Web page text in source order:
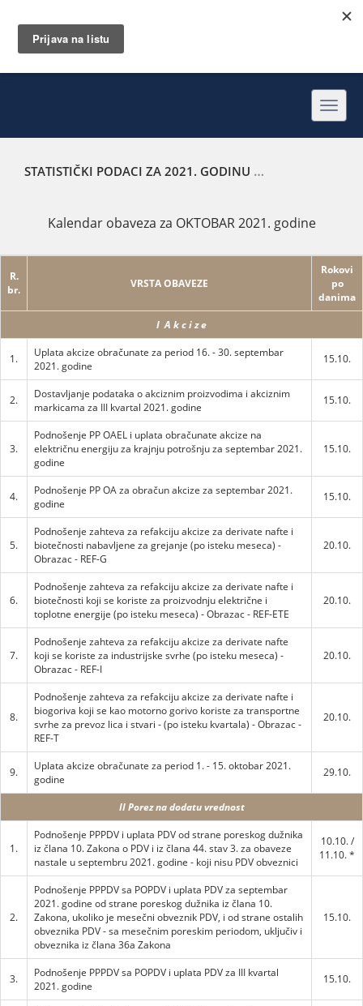
STATISTIČKI PODACI ZA 2021. GODINU
Kalendar obaveza za OKTOBAR 2021. godine
R.
br.
VRSTA OBAVEZE
Rokovi
po
danima
I A k c i z e
1.
Uplata akcize obračunate za period 16. - 30. septembar
2021. godine
15.10.
2.
Dostavljanje podataka o akciznim proizvodima i akciznim
markicama za III kvartal 2021. godine
15.10.
3.
Podnošenje PP OAEL i uplata obračunate akcize na
električnu energiju za krajnju potrošnju za septembar 2021.
godine
15.10.
4.
Podnošenje PP OA za obračun akcize za septembar 2021.
godine
15.10.
5.
Podnošenje zahteva za refakciju akcize za derivate nafte i
biotečnosti nabavljene za grejanje (po isteku meseca) -
Obrazac - REF-G
20.10.
6.
Podnošenje zahteva za refakciju akcize za derivate nafte i
biotečnosti koji se koriste za proizvodnju električne i
toplotne energije (po isteku meseca) - Obrazac - REF-ETE
20.10.
7.
Podnošenje zahteva za refakciju akcize za derivate nafte
koji se koriste za industrijske svrhe (po isteku meseca) -
Obrazac - REF-I
20.10.
8.
Podnošenje zahteva za refakciju akcize za derivate nafte i
biogoriva koji se kao motorno gorivo koriste za transportne
svrhe za prevoz lica i stvari - (po isteku kvartala) - Obrazac -
REF-T
20.10.
9.
Uplata akcize obračunate za period 1. - 15. oktobar 2021.
godine
29.10.
II Porez na dodatu vrednost
1.
Podnošenje PPPDV i uplata PDV od strane poreskog dužnika
iz člana 10. Zakona o PDV i iz člana 44. stav 3. za obaveze
nastale u septembru 2021. godine - koji nisu PDV obveznici
10.10. /
11.10. *
2.
Podnošenje PPPDV sa POPDV i uplata PDV za septembar
2021. godine od strane poreskog dužnika iz člana 10.
Zakona, ukoliko je mesečni obveznik PDV, i od strane ostalih
obveznika PDV - sa mesečnim poreskim periodom, uključiv i
obveznika iz člana 36a Zakona
15.10.
3.
Podnošenje PPPDV sa POPDV i uplata PDV za III kvartal
2021. godine
15.10.